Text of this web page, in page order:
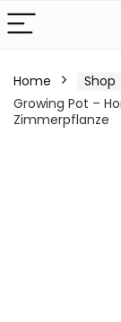
Home Shop
Growing Pot –
Zimmerpflanze